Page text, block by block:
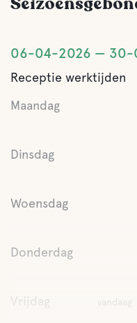
Winkels
Koffie
Water
06-04-2026 30-
Receptie werktijden
Maandag
Dinsdag
Woensdag
Donderdag
Vrijdag
vandaag